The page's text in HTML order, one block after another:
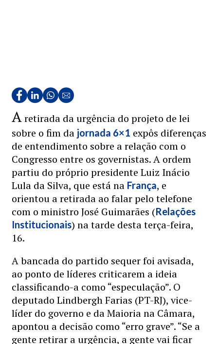
Aretirada da urgência do projeto de lei
sobre o fim da jornada 6×1 expôs diferenças
de entendimento sobre a relação com o
Congresso entre os governistas. A ordem
partiu do próprio presidente Luiz Inácio
Lula da Silva, que está na França, e
orientou a retirada ao falar pelo telefone
com o ministro José Guimarães (Relações
Institucionais) na tarde desta terça-feira,
16.
A bancada do partido sequer foi avisada,
ao ponto de líderes criticarem a ideia
classificando-a como “especulação”. O
deputado Lindbergh Farias (PT-RJ), vice-
líder do governo e da Maioria na Câmara,
apontou a decisão como “erro grave”. “Se a
gente retirar a urgência, a gente vai ficar